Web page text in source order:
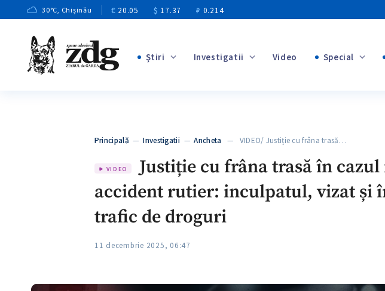
30°C, Chișinău € 20.05 $ 17.37 ₽ 0.214
Ştiri Investigatii Video Special
Principală —Investigatii —Ancheta — VIDEO/ Justiție cu frâna trasă…
VIDEO
Justiție cu frâna trasă în
accident rutier: inculpatul, vizat și
trafic de droguri
11 decembrie 2025, 06:47